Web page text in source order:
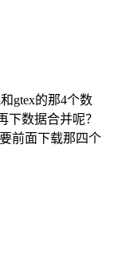
gtex的那4个数
下数据合并呢？
前面下载那四个